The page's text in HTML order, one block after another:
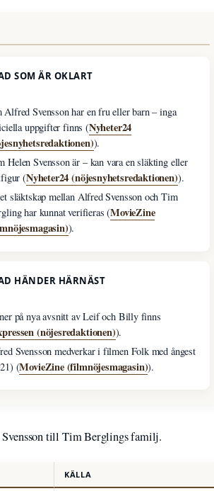
SOM ÄR OKLART
Alfred Svensson har en fru eller barn – inga
uppgifter finns (Nyheter24
).
Helen Svensson är – kan vara en släkting eller
(Nyheter24 (nöjesnyhetsredaktionen)).
släktskap mellan Alfred Svensson och Tim
har kunnat verifieras (MovieZine
).
HÄNDER HÄRNÄST
på nya avsnitt av Leif och Billy finns
(nöjesredaktionen)).
Svensson medverkar i filmen Folk med ångest
(MovieZine (filmnöjesmagasin)).
till Tim Berglings familj.
KÄLLA